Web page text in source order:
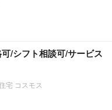
/シフト相談可/サービス
宅 コスモス